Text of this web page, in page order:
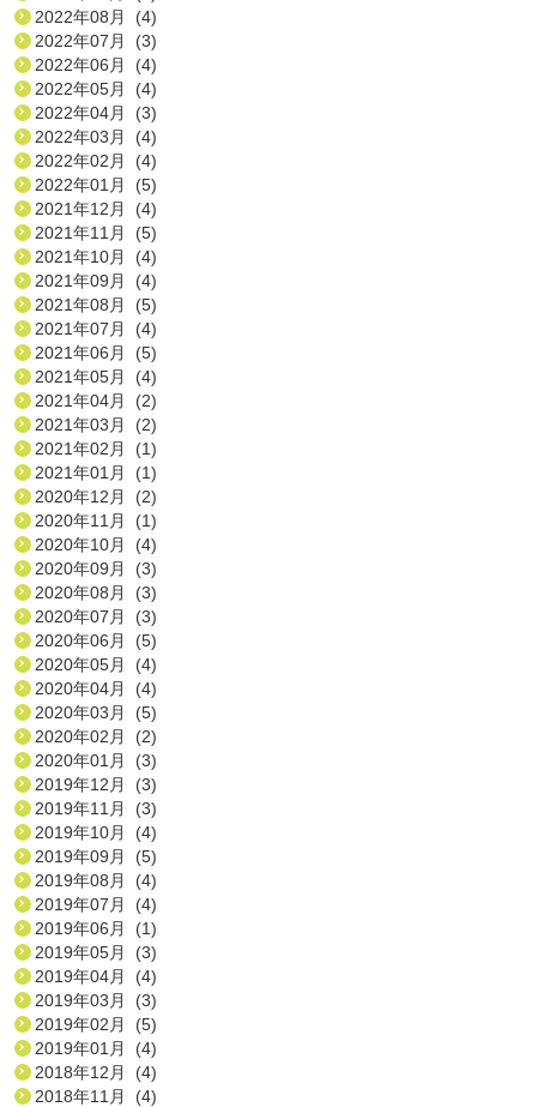
2022年08月 (4)
2022年07月 (3)
2022年06月 (4)
2022年05月 (4)
2022年04月 (3)
2022年03月 (4)
2022年02月 (4)
2022年01月 (5)
2021年12月 (4)
2021年11月 (5)
2021年10月 (4)
2021年09月 (4)
2021年08月 (5)
2021年07月 (4)
2021年06月 (5)
2021年05月 (4)
2021年04月 (2)
2021年03月 (2)
2021年02月 (1)
2021年01月 (1)
2020年12月 (2)
2020年11月 (1)
2020年10月 (4)
2020年09月 (3)
2020年08月 (3)
2020年07月 (3)
2020年06月 (5)
2020年05月 (4)
2020年04月 (4)
2020年03月 (5)
2020年02月 (2)
2020年01月 (3)
2019年12月 (3)
2019年11月 (3)
2019年10月 (4)
2019年09月 (5)
2019年08月 (4)
2019年07月 (4)
2019年06月 (1)
2019年05月 (3)
2019年04月 (4)
2019年03月 (3)
2019年02月 (5)
2019年01月 (4)
2018年12月 (4)
2018年11月 (4)